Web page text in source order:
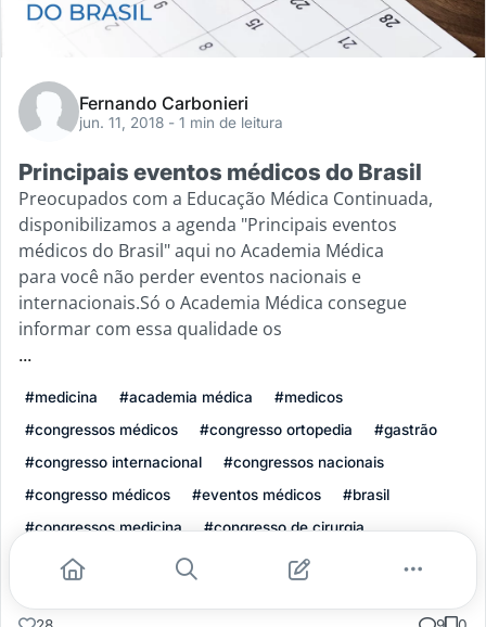
Fernando Carbonieri
jun. 11, 2018 - 1 min de leitura
Principais eventos médicos do Brasil
Preocupados com a Educação Médica Continuada,
disponibilizamos a agenda "Principais eventos
médicos do Brasil" aqui no Academia Médica
para você não perder eventos nacionais e
internacionais.Só o Academia Médica consegue
informar com essa qualidade os
...
#medicina #academia médica
#medicos
#congressos médicos
#congresso ortopedia
#gastrão
#congresso internacional
#congressos nacionais
#congresso médicos
#eventos médicos
#brasil
#congressos medicina
#congresso de cirurgia
Leia mais